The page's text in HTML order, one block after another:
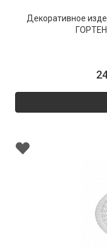
Декоративное